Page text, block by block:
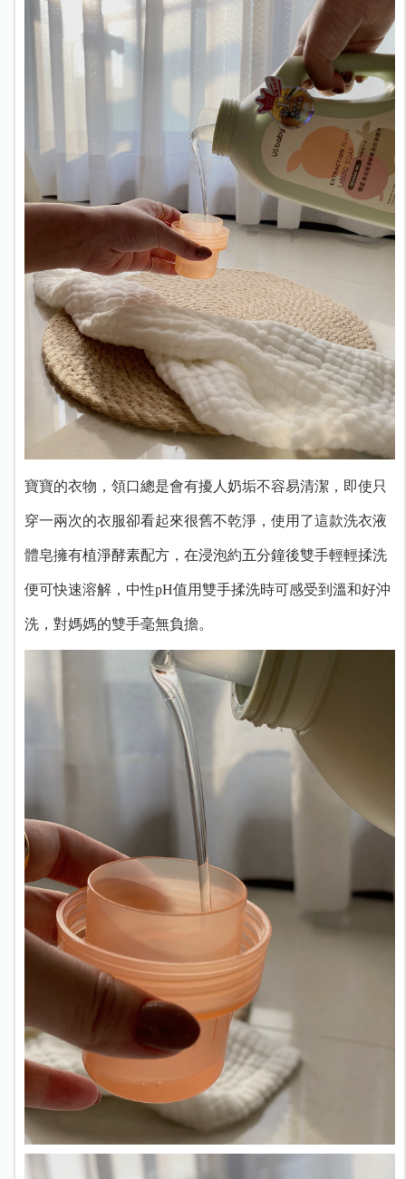
寶寶的衣物，領口總是會有擾人奶垢不容易清潔，即使只
穿一兩次的衣服卻看起來很舊不乾淨，使用了這款洗衣液
體皂擁有植淨酵素配方，在浸泡約五分鐘後雙手輕輕揉洗
便可快速溶解，中性pH值用雙手揉洗時可感受到溫和好沖
洗，對媽媽的雙手毫無負擔。